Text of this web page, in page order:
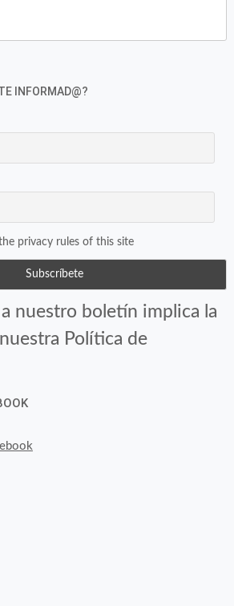
INFORMAD@?
privacy rules of this site
nuestro boletín implica la
Política de